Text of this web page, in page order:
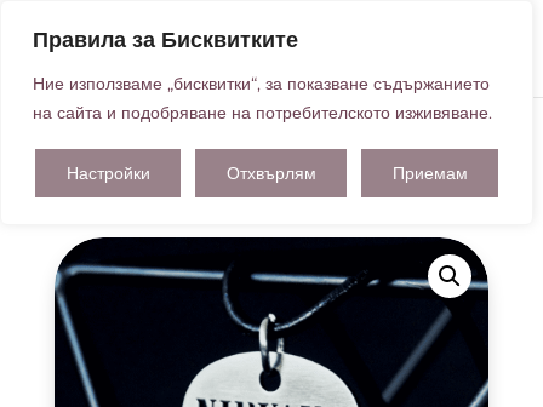
Правила за Бисквитките
Ние използваме „бисквитки“, за показване съдържанието
на сайта и подобряване на потребителското изживяване.
Настройки Отхвърлям Приемам
Начална страница ВИСУЛКИ ПЕРЦА
/ ВИСУЛКА